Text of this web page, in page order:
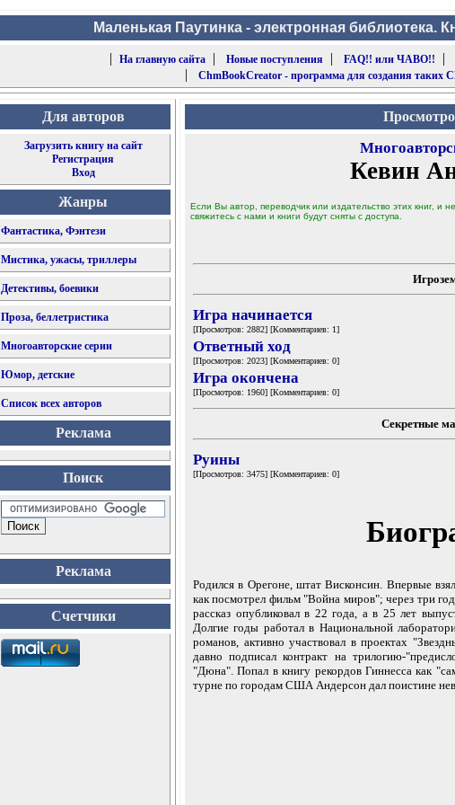
Маленькая Паутинка - электронная библиотека.
|
На главную сайта| Новые поступления | FAQ!! или ЧАВО!! |
|
ChmBookCreator - программа для создания таких
Для авторов
Загрузить книгу на сайт
Регистрация
Вход
Жанры
Фантастика, Фэнтези
Мистика, ужасы, триллеры
Детективы, боевики
Проза, беллетристика
Многоавторские серии
Юмор, детские
Список всех авторов
Реклама
Поиск
Реклама
Счетчики
Кевин
Если Вы автор, переводчик или издательство этих книг, и
свяжитесь с нами и книги будут сняты с доступа.
Игра начинается
[Просмотров: 2882] [Комментариев: 1]
Ответный ход
[Просмотров: 2023] [Комментариев: 0]
Игра окончена
[Просмотров: 1960] [Комментариев: 0]
Секретные
Руины
[Просмотров: 3475] [Комментариев: 0]
Родился в Орегоне, штат Висконсин. Впервые
как посмотрел фильм "Война миров"; через три
рассказ опубликовал в 22 года, а в 25 лет
Долгие годы работал в Национальной
романов, активно участвовал в проектах
давно подписал контракт на трилогию-
"Дюна". Попал в книгу рекордов Гиннесса как
турне по городам США Андерсон дал поистине